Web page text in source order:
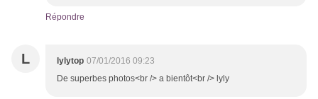
Répondre
L lylytop 07/01/2016 09:23
De superbes photos<br /> a bientôt<br /> lyly